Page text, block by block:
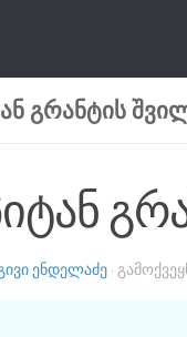
ᲒᲠᲐᲜᲢᲘᲡ
ᲔᲜᲓᲔᲚᲐᲫᲔ ·